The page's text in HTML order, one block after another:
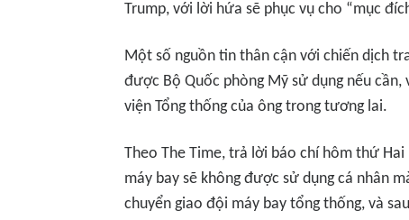
Trump, với lời hứa sẽ phục vụ cho “mục
Một số nguồn tin thân cận với chiến dịch
được Bộ Quốc phòng Mỹ sử dụng nếu
viện Tổng thống của ông trong tương lai.
Theo The Time, trả lời báo chí hôm thứ
máy bay sẽ không được sử dụng cá nhân
chuyển giao đội máy bay tổng thống, và